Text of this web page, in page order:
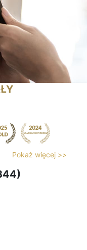
Pokaż więcej >>